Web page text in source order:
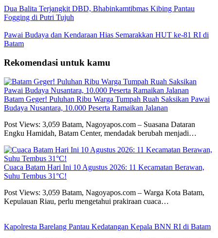
Dua Balita Terjangkit DBD, Bhabinkamtibmas Kibing Pantau
Fogging di Putri Tujuh
Pawai Budaya dan Kendaraan Hias Semarakkan HUT ke-81 RI di
Batam
Rekomendasi untuk kamu
Batam Geger! Puluhan Ribu Warga Tumpah Ruah Saksikan Pawai
Budaya Nusantara, 10.000 Peserta Ramaikan Jalanan
Post Views: 3,059 Batam, Nagoyapos.com – Suasana Dataran
Engku Hamidah, Batam Center, mendadak berubah menjadi…
Cuaca Batam Hari Ini 10 Agustus 2026: 11 Kecamatan Berawan,
Suhu Tembus 31°C!
Post Views: 3,059 Batam, Nagoyapos.com – Warga Kota Batam,
Kepulauan Riau, perlu mengetahui prakiraan cuaca…
Kapolresta Barelang Pantau Kedatangan Kepala BNN RI di Batam